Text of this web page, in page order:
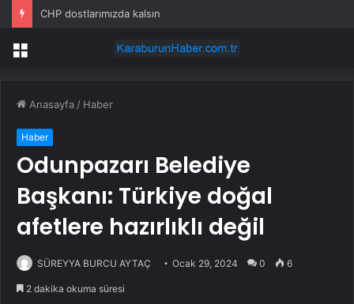
CHP dostlarımızda kalsın
Menü
Anasayfa / Haber
Haber
Odunpazarı Belediye
Başkanı: Türkiye doğal
afetlere hazırlıklı değil
SÜREYYA BURCU AYTAÇ Ocak 29, 2024 0 6
2 dakika okuma süresi